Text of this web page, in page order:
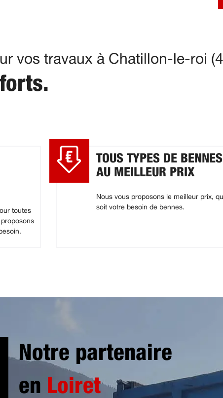
vos travaux à Chatillon-le-roi
toutes
TOUS TYPES DE BENNES
AU MEILLEUR PRIX
Nous vous proposons le meilleur prix,
soit votre besoin de bennes.
Notre partenaire
en Loiret